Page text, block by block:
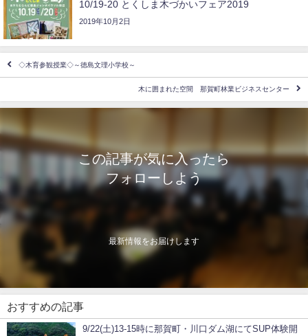
10/19-20 とくしま木づかいフェア2019
2019年10月2日
◇木育参観授業◇～徳島文理小学校～
木に囲まれた空間 那賀町林業ビジネスセンター
この記事が気に入ったら
フォローしよう
最新情報をお届けします
おすすめの記事
9/22(土)13-15時に那賀町・川口ダム湖にてSUP体験開